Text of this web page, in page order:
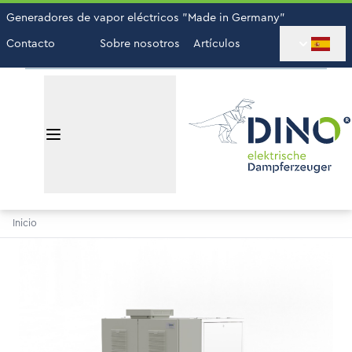
Generadores de vapor eléctricos "Made in Germany"
Contacto
Sobre nosotros Artículos
Inicio